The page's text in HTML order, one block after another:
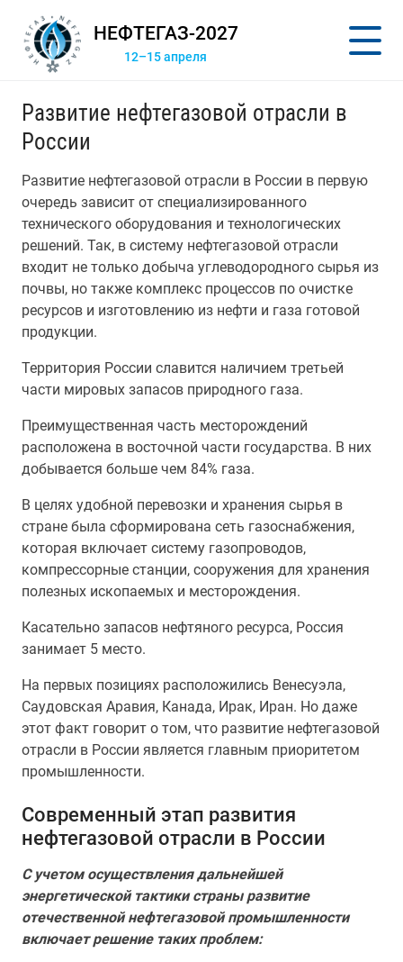
НЕФТЕГАЗ-2027
12–15 апреля
Развитие нефтегазовой отрасли в
России
Развитие нефтегазовой отрасли в России в первую
очередь зависит от специализированного
технического оборудования и технологических
решений. Так, в систему нефтегазовой отрасли
входит не только добыча углеводородного сырья из
почвы, но также комплекс процессов по очистке
ресурсов и изготовлению из нефти и газа готовой
продукции.
Территория России славится наличием третьей
части мировых запасов природного газа.
Преимущественная часть месторождений
расположена в восточной части государства. В них
добывается больше чем 84% газа.
В целях удобной перевозки и хранения сырья в
стране была сформирована сеть газоснабжения,
которая включает систему газопроводов,
компрессорные станции, сооружения для хранения
полезных ископаемых и месторождения.
Касательно запасов нефтяного ресурса, Россия
занимает 5 место.
На первых позициях расположились Венесуэла,
Саудовская Аравия, Канада, Ирак, Иран. Но даже
этот факт говорит о том, что развитие нефтегазовой
отрасли в России является главным приоритетом
промышленности.
Современный этап развития
нефтегазовой отрасли в России
С учетом осуществления дальнейшей
энергетической тактики страны развитие
отечественной нефтегазовой промышленности
включает решение таких проблем: